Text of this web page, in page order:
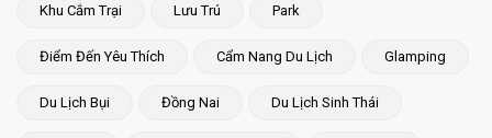
Khu Cắm Trại Lưu Trú Park
Điểm Đến Yêu Thích Cẩm Nang Du Lịch Glamping
Du Lịch Bụi Đồng Nai Du Lịch Sinh Thái